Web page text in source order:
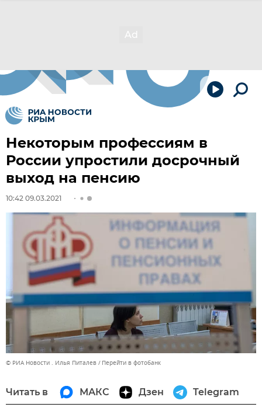
Некоторым профессиям в
России упростили досрочный
выход на пенсию
10:42 09.03.2021
© РИА Новости . Илья Питалев Перейти в фотобанк
Читать в МАКС Дзен Telegram